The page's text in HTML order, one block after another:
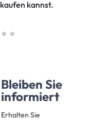
kaufen kannst.
Bleiben Sie
informiert
Erhalten Sie